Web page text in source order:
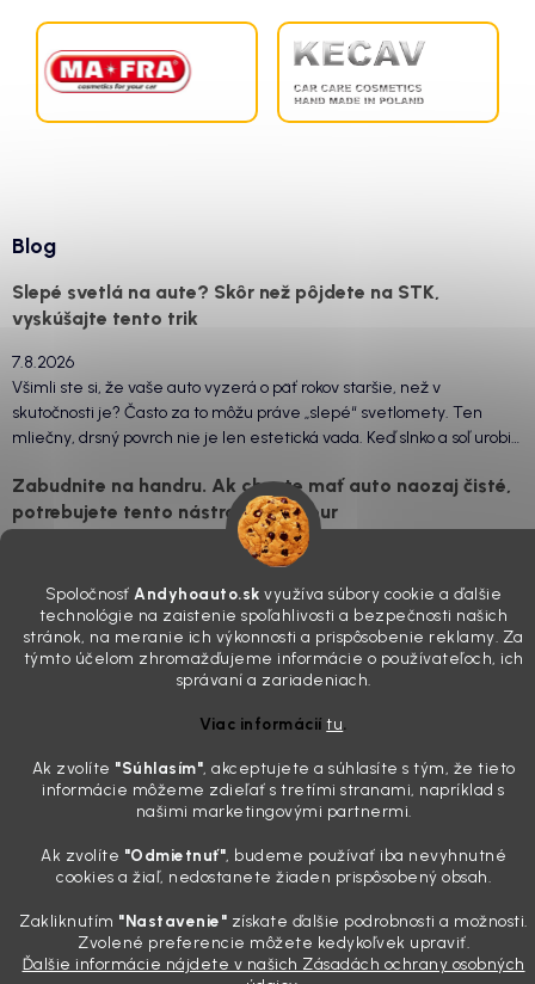
Spoločnosť Andyhoauto.sk využíva súbory cookie a ďalšie
technológie na zaistenie spoľahlivosti a bezpečnosti našich
stránok, na meranie ich výkonnosti a prispôsobenie reklamy. Za
týmto účelom zhromažďujeme informácie o používateľoch, ich
správaní a zariadeniach.
Viac informáciítu.
Ak zvolíte "Súhlasím", akceptujete a súhlasíte s tým, že tieto
informácie môžeme zdieľať s tretími stranami, napríklad s
našimi marketingovými partnermi.
Ak zvolíte "Odmietnuť", budeme používať iba nevyhnutné
cookies a žiaľ, nedostanete žiaden prispôsobený obsah.
Zakliknutím "Nastavenie" získate ďalšie podrobnosti a možnosti.
Zvolené preferencie môžete kedykoľvek upraviť.
Ďalšie informácie nájdete v našich Zásadách ochrany osobných
Blog
Slepé svetlá na aute? Skôr než pôjdete na STK,
vyskúšajte tento trik
7.8.2026
Všimli ste si, že vaše auto vyzerá o päť rokov staršie, než v
skutočnosti je? Často za to môžu práve „slepé“ svetlomety. Ten
mliečny, drsný povrch nie je len estetická vada. Keď slnko a soľ urobia
Zabudnite na handru. Ak chcete mať auto naozaj čisté,
potrebujete tento nástroj za pár eur
„upratanom“ aute, no pri pohľade na palubnú dosku vás ide poraziť. V
mriežkach ventilácie, okolo tlačidiel a v švíkoch sedačiek na vás stále
drzo pozerá prach. Handra ani vysávač tam jednodu...
Detailing nemusí stáť výplatu: 5 kúskov autokozmetiky,
Sobotné ráno, káva v ruke a pred vami zaprášená kapota. Pre
niekoho nuda, pre nás najlepší relax. Lenže keď si v košíku spočítate
všetky tie fľaštičky, šampóny a utierky, výsledná suma vie poriadne
pokaziť náladu. Dobrá správa je, že aj profi výbava ...
Vytvoril Shoptet